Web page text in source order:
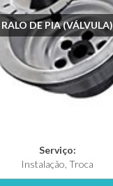
RALO DE PIA (VÁLVULA)
Serviço:
Instalação, Troca